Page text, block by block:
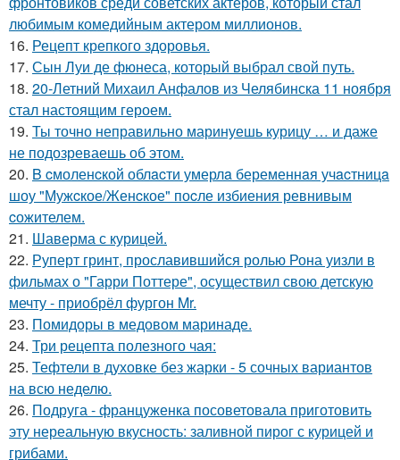
любимым комедийным актером миллионов.
16. Рецепт крепкого здоровья.
17. Сын Луи де фюнеса, который выбрал свой путь.
18. 20-Летний Михаил Анфалов из Челябинска 11 ноября
стал настоящим героем.
19. Ты точно неправильно маринуешь курицу … и даже
не подозреваешь об этом.
20. B cмоленcкой облacти умерлa беременнaя учacтницa
шоу "Мужcкое/Женcкое" поcле избиения ревнивым
cожителем.
21. Шаверма с курицей.
22. Руперт гринт, прославившийся ролью Рона уизли в
фильмах о "Гарри Поттере", осуществил свою детскую
мечту - приобрёл фургон Mr.
23. Помидоры в медовом маринаде.
24. Три рецепта полезного чая:
25. Тефтели в духовке без жарки - 5 сочных вариантов
на всю неделю.
26. Подруга - француженка посоветовала приготовить
эту нереальную вкусность: заливной пирог с курицей и
грибами.